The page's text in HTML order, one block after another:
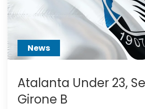
hai
creduto
abbastanza?
News
Atalanta Under 23,
Girone B